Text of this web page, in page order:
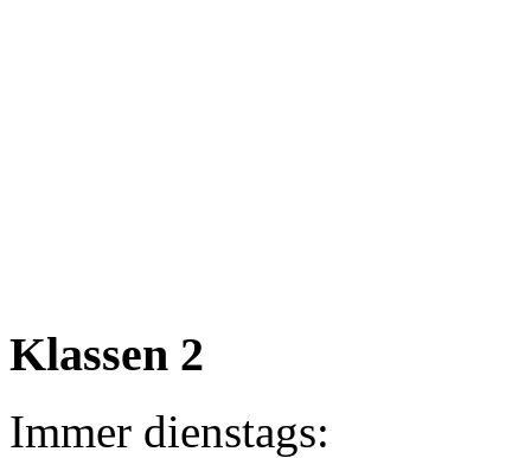
Klassen 2
Immer dienstags: